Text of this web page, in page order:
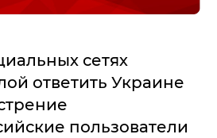
сетях
ответить Украине
пользователи